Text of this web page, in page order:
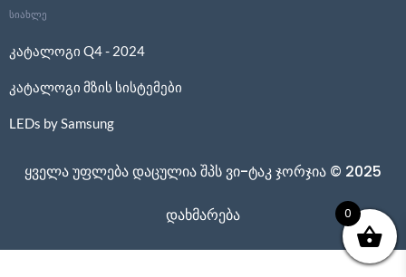
სიახლე
კატალოგი Q4 - 2024
კატალოგი მზის სისტემები
LEDs by Samsung
ყველა უფლება დაცულია შპს ვი-ტაკ ჯორჯია © 2025
დახმარება 0